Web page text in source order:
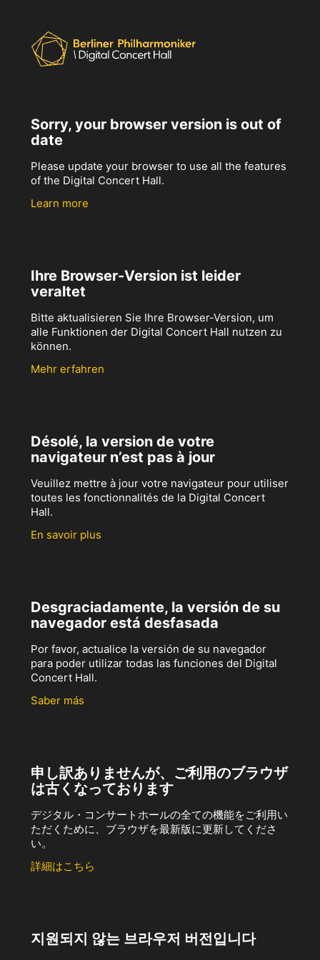
Sorry, your browser version is out of
date
Please update your browser to use all the features
of the Digital Concert Hall.
Learn more
Ihre Browser-Version ist leider
veraltet
Bitte aktualisieren Sie Ihre Browser-Version, um
alle Funktionen der Digital Concert Hall nutzen zu
können.
Mehr erfahren
Désolé, la version de votre
navigateur n’est pas à jour
Veuillez mettre à jour votre navigateur pour utiliser
toutes les fonctionnalités de la Digital Concert
Hall.
En savoir plus
Desgraciadamente, la versión de su
navegador está desfasada
Por favor, actualice la versión de su navegador
para poder utilizar todas las funciones del Digital
Concert Hall.
Saber más
申し訳ありませんが、ご利用のブラウザ
は古くなっております
デジタル・コンサートホールの全ての機能をご利用い
ただくために、ブラウザを最新版に更新してくださ
い。
詳細はこちら
지원되지 않는 브라우저 버전입니다